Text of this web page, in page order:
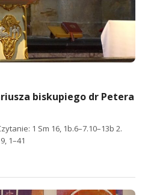
biskupiego dr Petera
1 Sm 16, 1b.6–7.10–13b 2.
1–41